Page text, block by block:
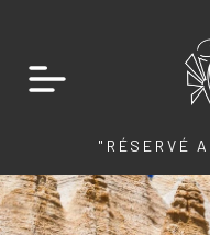
"RÉSERVÉ